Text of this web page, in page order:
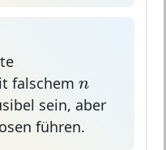
falschem n
sein, aber
führen.